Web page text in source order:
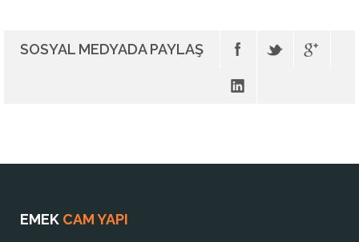
SOSYAL MEDYADA PAYLAŞ
EMEK CAM YAPI